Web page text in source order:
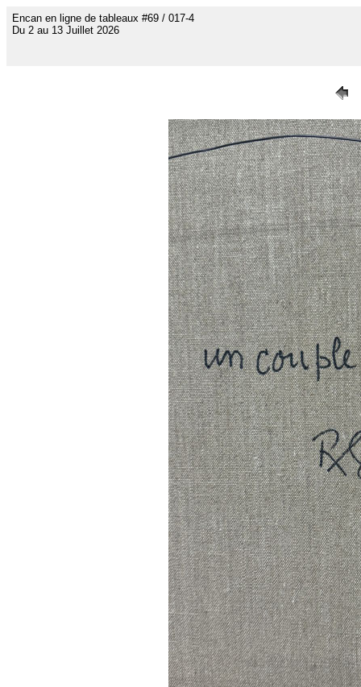
Encan en ligne de tableaux #69 / 017-4
Du 2 au 13 Juillet 2026